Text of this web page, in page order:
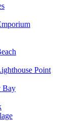
Point
Bay